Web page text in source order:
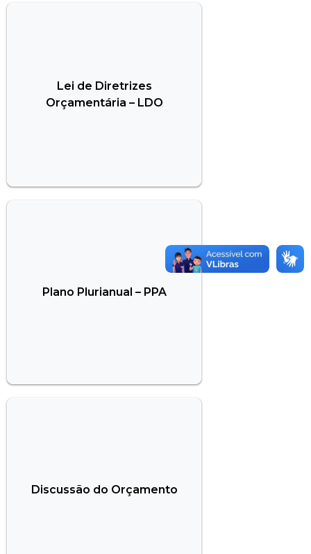
Lei de Diretrizes
Orçamentária – LDO
Plano Plurianual – PPA
Discussão do Orçamento